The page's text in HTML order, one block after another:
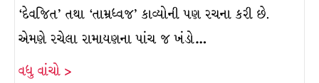
‘દેવજિત’ તથા ‘તામ્રધ્વજ’ કાવ્યોની પણ રચના કરી છે.
એમણે રચેલા રામાયણના પાંચ જ ખંડો…
વધુ વાંચો >